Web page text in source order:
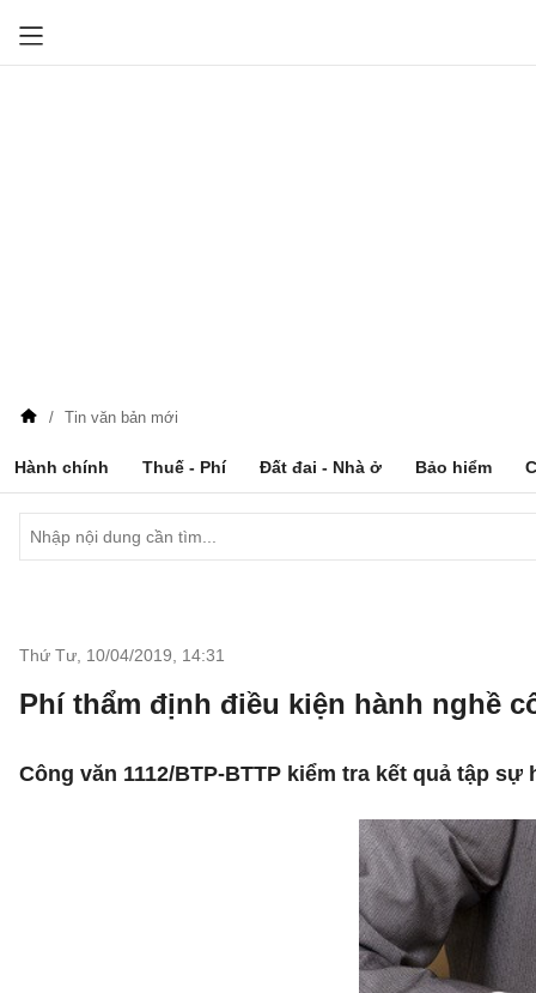
Tin văn bản mới
Hành chính Thuế - Phí Đất đai - Nhà ở Bảo hiểm
Thứ Tư, 10/04/2019 14:31
Phí thẩm định điều kiện hành nghề
Công văn 1112/BTP-BTTP kiểm tra kết quả tập